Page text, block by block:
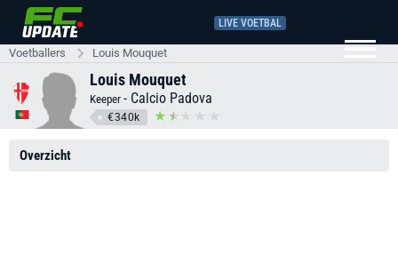
LIVE VOETBAL
Voetballers Louis Mouquet
Louis Mouquet
Keeper - Calcio Padova
€340k
Overzicht